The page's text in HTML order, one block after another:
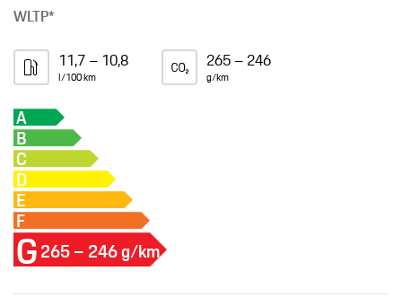
WLTP*
11,7 – 10,8
l/100 km
265 – 246
g/km
A
B
C
D
E
F
G265 – 246 g/km